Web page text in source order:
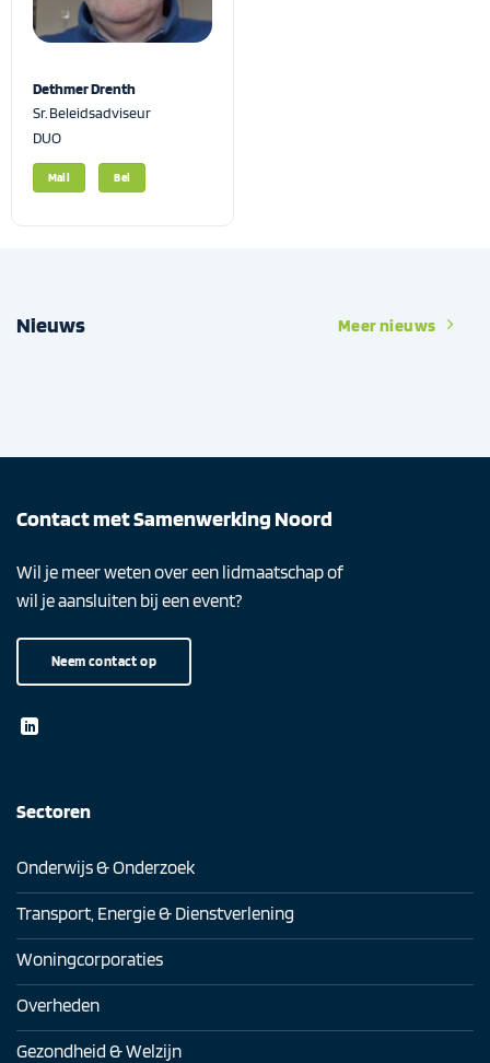
Dethmer Drenth
Sr. Beleidsadviseur
DUO
Mail Bel
Nieuws Meer nieuws
Contact met Samenwerking Noord
Wil je meer weten over een lidmaatschap of
wil je aansluiten bij een event?
Neem contact op
Sectoren
Onderwijs & Onderzoek
Transport, Energie & Dienstverlening
Woningcorporaties
Overheden
Gezondheid & Welzijn